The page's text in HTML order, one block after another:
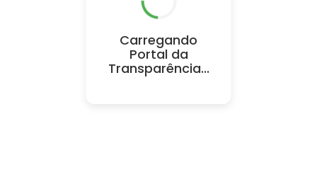
Carregando
Portal da
Transparência...